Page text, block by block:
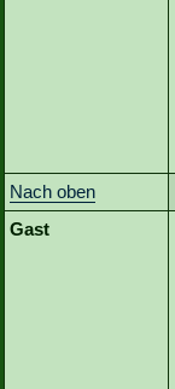
Nach oben
Gast